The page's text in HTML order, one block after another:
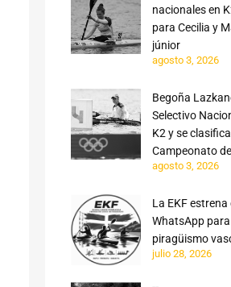
nacionales en
para Cecilia y
júnior
agosto 3, 2026
Begoña
Selectivo
K2 y se
Campeonato
agosto 3, 2026
La EKF
WhatsApp para
piragüismo
julio 28, 2026